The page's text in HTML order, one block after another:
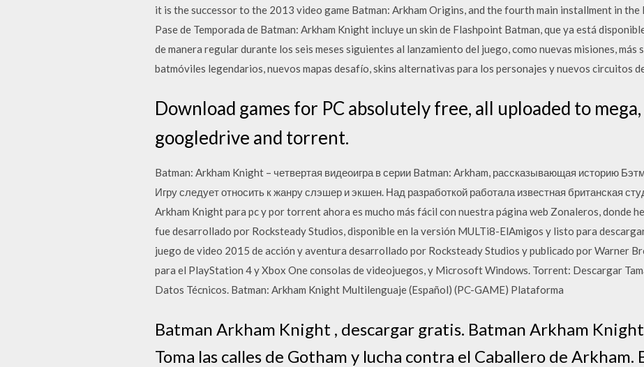
it is the successor to the 2013 video game Batman: Arkham Origins, and the fourth main installment in the
Pase de Temporada de Batman: Arkham Knight incluye un skin de Flashpoint Batman, que ya está
de manera regular durante los seis meses siguientes al lanzamiento del juego, como nuevas misiones, más
batmóviles legendarios, nuevos mapas desafío, skins alternativas para los personajes y nuevos circuitos
Download games for PC absolutely free, all uploaded to
googledrive and torrent.
Batman: Arkham Knight – четвертая видеоигра в серии Batman: Arkham, рассказывающая историю
Игру следует относить к жанру слэшер и экшен. Над разработкой работала известная британская
Arkham Knight para pc y por torrent ahora es mucho más fácil con nuestra página web Zonaleros, donde
fue desarrollado por Rocksteady Studios, disponible en la versión MULTi8-ElAmigos y listo para
juego de video 2015 de acción y aventura desarrollado por Rocksteady Studios y publicado por Warner
para el PlayStation 4 y Xbox One consolas de videojuegos, y Microsoft Windows. Torrent: Descargar
Datos Técnicos. Batman: Arkham Knight Multilenguaje (Español) (PC-GAME) Plataforma
Batman Arkham Knight , descargar gratis. Batman Arkham
Toma las calles de Gotham y lucha contra el Caballero de Arkham.